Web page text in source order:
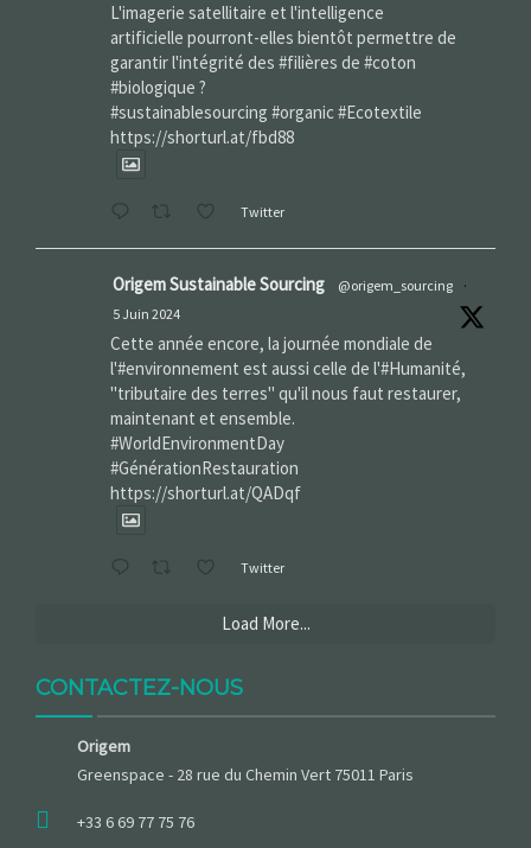
L'imagerie satellitaire et l'intelligence
artificielle pourront-elles bientôt permettre de
garantir l'intégrité des #filières de #coton
#biologique ?
#sustainablesourcing #organic #Ecotextile
https://shorturl.at/fbd88
Twitter
Origem Sustainable Sourcing @origem_sourcing
·
5 Juin 2024
Cette année encore, la journée mondiale de
l'#environnement est aussi celle de l'#Humanité,
"tributaire des terres" qu'il nous faut restaurer,
maintenant et ensemble.
#WorldEnvironmentDay‌
#GénérationRestauration
https://shorturl.at/QADqf
Twitter
Load More...
CONTACTEZ-NOUS
Origem
Greenspace - 28 rue du Chemin Vert 75011 Paris
+33 6 69 77 75 76